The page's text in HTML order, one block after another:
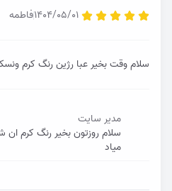
1404/05/01فاطمه
سلام وقت بخیر عبا رژین رنگ کرم
مدیر سایت
سلام روزتون بخیر رنگ کرم ان
میاد